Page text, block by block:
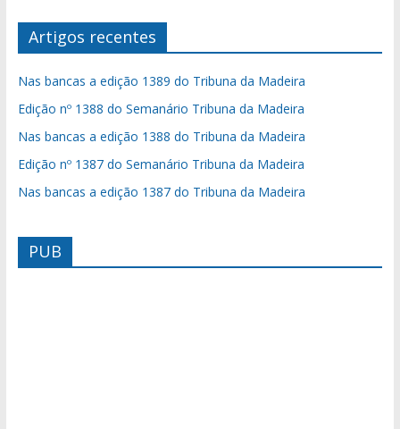
Artigos recentes
Nas bancas a edição 1389 do Tribuna da Madeira
Edição nº 1388 do Semanário Tribuna da Madeira
Nas bancas a edição 1388 do Tribuna da Madeira
Edição nº 1387 do Semanário Tribuna da Madeira
Nas bancas a edição 1387 do Tribuna da Madeira
PUB